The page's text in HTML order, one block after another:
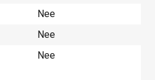
Nee
Nee
Nee